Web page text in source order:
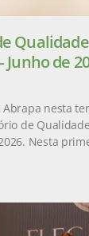
Junho de
nesta
de
Nesta